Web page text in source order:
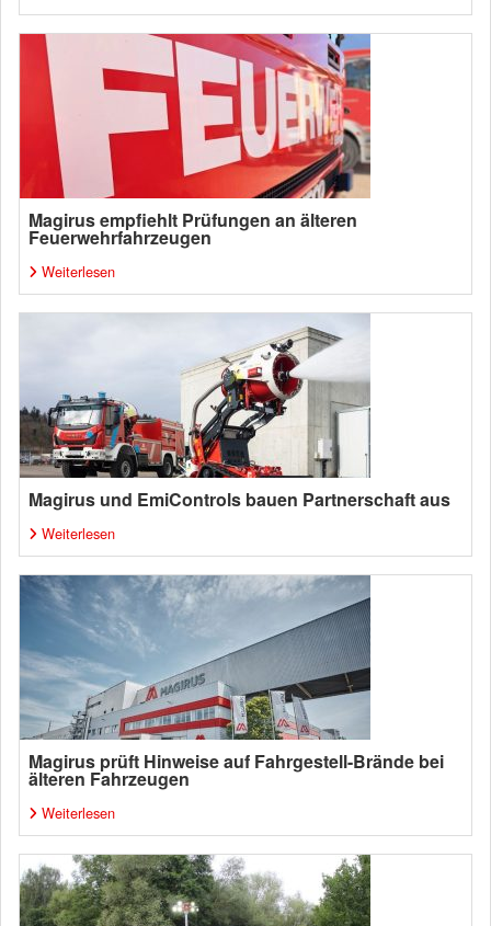
Magirus empfiehlt Prüfungen an älteren
Feuerwehrfahrzeugen
Weiterlesen
Magirus und EmiControls bauen Partnerschaft aus
Weiterlesen
Magirus prüft Hinweise auf Fahrgestell-Brände bei
älteren Fahrzeugen
Weiterlesen